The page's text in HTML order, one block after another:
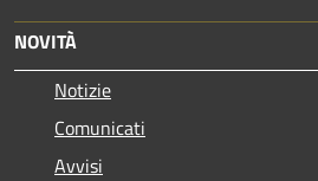
NOVITÀ
Notizie
Comunicati
Avvisi